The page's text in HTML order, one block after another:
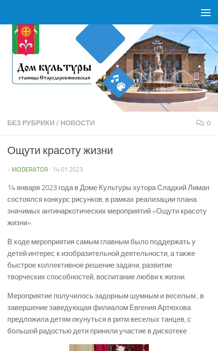
БЕЗ РУБРИКИ / НОВОСТИ 0
Ощути красоту жизни
- MODERATOR · 14.01.2023
14 января 2023 года в Доме Культуры хутора Сладкий Лиман
состоялся конкурс рисунков, в рамках реализации плана
значимых антинаркотических мероприятий «Ощути красоту
жизни».
В ходе мероприятия самым главным было поддержать у
детей интерес к изобразительной деятельности, а также
быстрое коллективное решение задачи, развитие
творческих способностей, воспитание любви к жизни.
Мероприятие получилось задорным шумным и веселым , в
завершение заведующая филиалом Евгения Артюхова
предложила детям окунуться в ритм веселых танцев, с
большой радостью дети приняли участие в дискотеке .